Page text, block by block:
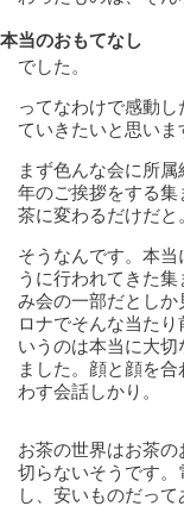
本当のおもてなし
でした。
ってなわけで感動
ていきたいと思いま
まず色んな会に所
年のご挨拶をする集
茶に変わるだけだと
そうなんです。本
うに行われてきた
み会の一部だとしか
ロナでそんな当た
いうのは本当に大
ました。顔と顔を
わす会話しかり。
お茶の世界はお茶
切らないそうです
し、安いものだっ